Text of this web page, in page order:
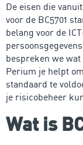
De eisen die
voor de BC5701
belang voor de
bespreken we wat
Perium je helpt
standaard te
je risicobeheer
Wat is